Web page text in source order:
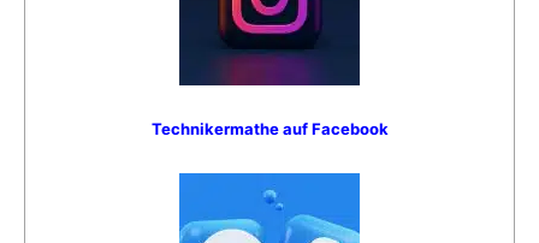
Technikermathe auf Facebook